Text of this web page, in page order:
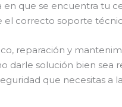
que se encuentra tu
el correcto soporte
reparación y
darle solución bien sea
que necesitas a